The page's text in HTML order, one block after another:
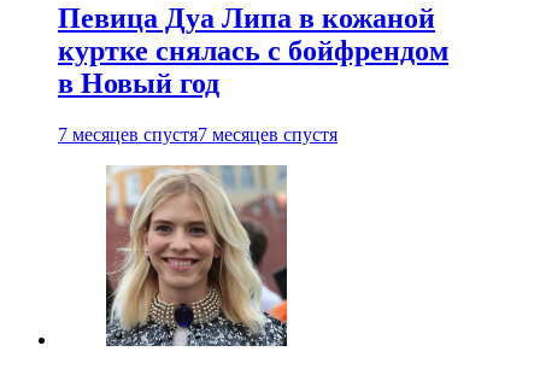
Певица Дуа Липа в кожаной
куртке снялась с бойфрендом
в Новый год
7 месяцев спустя7 месяцев спустя